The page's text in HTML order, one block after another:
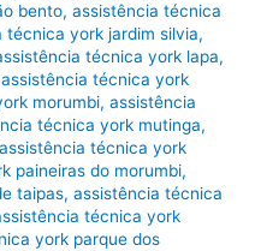
bento,assistência técnica
técnica york jardim silvia,
técnica york lapa,
assistência técnica york
morumbi,assistência
técnica york mutinga,
assistência técnica york
paineiras do morumbi,
taipas,assistência técnica
técnica york
york parque dos